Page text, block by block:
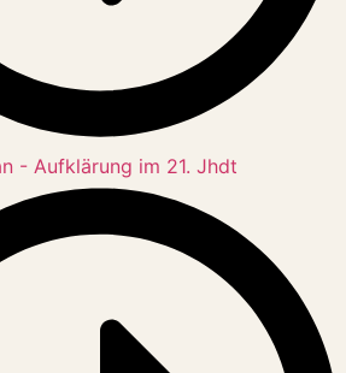
- Aufklärung im 21. Jhdt